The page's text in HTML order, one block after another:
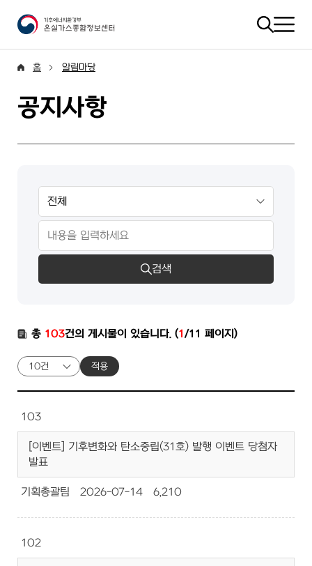
홈 알림마당
공지사항
검색
총 103건의 게시물이 있습니다. (1/11 페이지)
적용
103
[이벤트] 기후변화와 탄소중립(31호) 발행 이벤트 당첨자
발표
기획총괄팀 2026-07-14 6,210
102